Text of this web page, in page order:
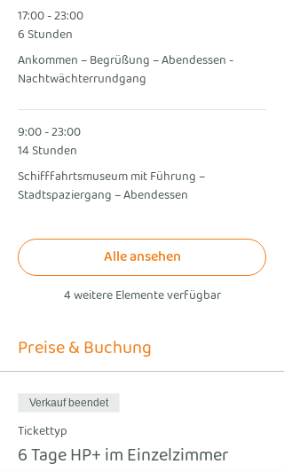
17:00 - 23:00
6 Stunden
Ankommen – Begrüßung – Abendessen -
Nachtwächterrundgang
9:00 - 23:00
14 Stunden
Schifffahrtsmuseum mit Führung –
Stadtspaziergang – Abendessen
4 weitere Elemente verfügbar
Alle ansehen
Preise & Buchung
Verkauf beendet
Tickettyp
6 Tage HP+ im Einzelzimmer